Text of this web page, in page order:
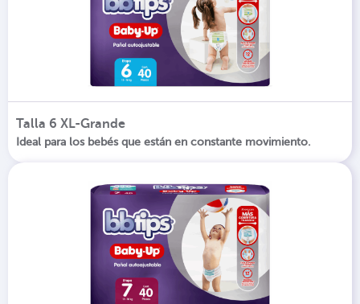
Talla 6 XL-Grande
Ideal para los bebés que están en constante movimiento.